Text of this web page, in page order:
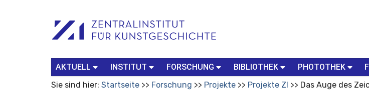
Werkzeuge
Search…
AKTUELL INSTITUT FORSCHUNG BIBLIOTHEK PHOTOTHEK
Sie sind hier: Startseite Forschung Projekte Projekte ZI Das Auge des